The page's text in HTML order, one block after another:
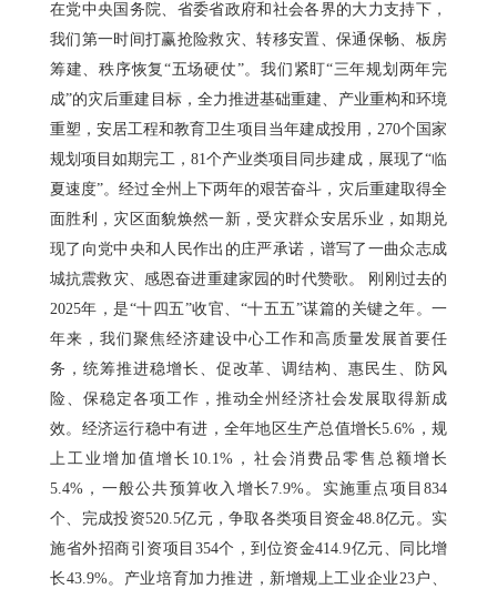
在党中央国务院、省委省政府和社会各界的大力支持下，
我们第一时间打赢抢险救灾、转移安置、保通保畅、板房
筹建、秩序恢复“五场硬仗”。我们紧盯“三年规划两年完
成”的灾后重建目标，全力推进基础重建、产业重构和环境
重塑，安居工程和教育卫生项目当年建成投用，270个国家
规划项目如期完工，81个产业类项目同步建成，展现了“临
夏速度”。经过全州上下两年的艰苦奋斗，灾后重建取得全
面胜利，灾区面貌焕然一新，受灾群众安居乐业，如期兑
现了向党中央和人民作出的庄严承诺，谱写了一曲众志成
城抗震救灾、感恩奋进重建家园的时代赞歌。 刚刚过去的
2025年，是“十四五”收官、“十五五”谋篇的关键之年。一
年来，我们聚焦经济建设中心工作和高质量发展首要任
务，统筹推进稳增长、促改革、调结构、惠民生、防风
险、保稳定各项工作，推动全州经济社会发展取得新成
效。经济运行稳中有进，全年地区生产总值增长5.6%，规
上工业增加值增长10.1%，社会消费品零售总额增长
5.4%，一般公共预算收入增长7.9%。实施重点项目834
个、完成投资520.5亿元，争取各类项目资金48.8亿元。实
施省外招商引资项目354个，到位资金414.9亿元、同比增
长43.9%。产业培育加力推进，新增规上工业企业23户、